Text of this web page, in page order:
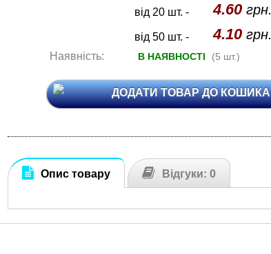
від 20 шт. - 4.60 грн.
від 50 шт. - 4.10 грн.
Наявність: В НАЯВНОСТІ (5 шт.)
ДОДАТИ ТОВАР ДО КОШИКА
Опис товару Відгуки: 0